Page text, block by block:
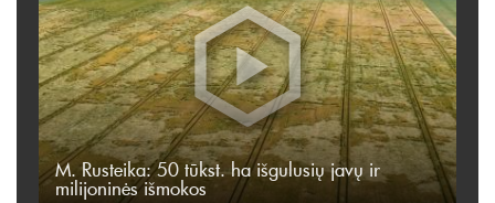
M. Rusteika: 50 tūkst. ha išgulusių javų ir
milijoninės išmokos